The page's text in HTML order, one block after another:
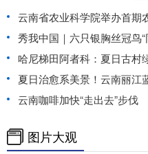
云南省农业科学院举办首期
秀我中国｜六只银胸丝冠鸟
哈尼梯田阿者科：夏日古村
夏日治愈系美景！云南丽江
云南咖啡加快“走出去”步伐
图片大观